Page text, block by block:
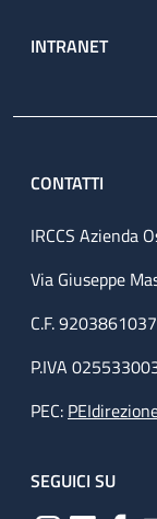
INTRANET
CONTATTI
IRCCS Azienda
Via Giuseppe
C.F.
P.IVA
PEC:
SEGUICI SU